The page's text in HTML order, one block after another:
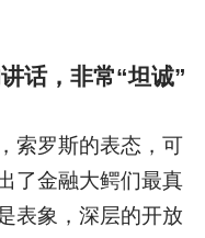
话，非常“坦诚”
索罗斯的表态，可
了金融大鳄们最真
表象，深层的开放